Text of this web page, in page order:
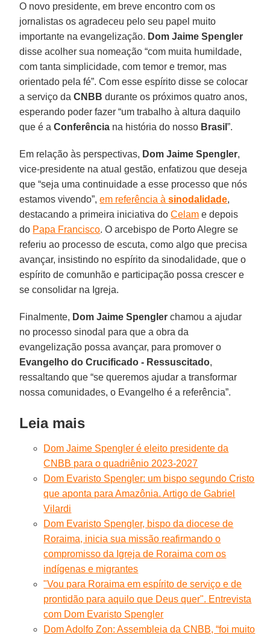
O novo presidente, em breve encontro com os
jornalistas os agradeceu pelo seu papel muito
importante na evangelização. Dom Jaime Spengler
disse acolher sua nomeação “com muita humildade,
com tanta simplicidade, com temor e tremor, mas
orientado pela fé”. Com esse espírito disse se colocar
a serviço daCNBB durante os próximos quatro anos,
esperando poder fazer “um trabalho à altura daquilo
que é aConferência na história do nosso Brasil”.
Em relação às perspectivas, Dom Jaime Spengler,
vice-presidente na atual gestão, enfatizou que deseja
que “seja uma continuidade a esse processo que nós
estamos vivendo”,em referência àsinodalidade,
destacando a primeira iniciativa doCelam e depois
do Papa Francisco. O arcebispo de Porto Alegre se
referiu ao processo de escuta, como algo que precisa
avançar, insistindo no espírito da sinodalidade, que o
espírito de comunhão e participação possa crescer e
se consolidar na Igreja.
Finalmente, Dom Jaime Spengler chamou a ajudar
no processo sinodal para que a obra da
evangelização possa avançar, para promover o
Evangelho do Crucificado - Ressuscitado,
ressaltando que “se queremos ajudar a transformar
nossa comunidades, o Evangelho é a referência”.
Leia mais
Dom Jaime Spengler é eleito presidente da
CNBB para o quadriênio 2023-2027
Dom Evaristo Spengler: um bispo segundo Cristo
que aponta para Amazônia. Artigo de Gabriel
Vilardi
Dom Evaristo Spengler, bispo da diocese de
Roraima, inicia sua missão reafirmando o
compromisso da Igreja de Roraima com os
indígenas e migrantes
"Vou para Roraima em espírito de serviço e de
prontidão para aquilo que Deus quer". Entrevista
com Dom Evaristo Spengler
Dom Adolfo Zon: Assembleia da CNBB, “foi muito